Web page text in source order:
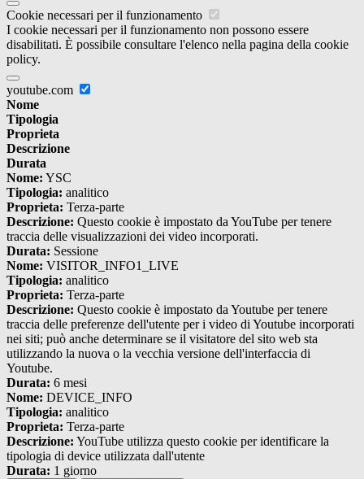
Cookie necessari per il funzionamento
I cookie necessari per il funzionamento non possono essere
disabilitati. È possibile consultare l'elenco nella pagina della cookie
policy.
youtube.com
Nome
Tipologia
Proprieta
Descrizione
Durata
Nome: YSC
Tipologia: analitico
Proprieta: Terza-parte
Descrizione: Questo cookie è impostato da YouTube per tenere
traccia delle visualizzazioni dei video incorporati.
Durata: Sessione
Nome: VISITOR_INFO1_LIVE
Tipologia: analitico
Proprieta: Terza-parte
Descrizione: Questo cookie è impostato da Youtube per tenere
traccia delle preferenze dell'utente per i video di Youtube incorporati
nei siti; può anche determinare se il visitatore del sito web sta
utilizzando la nuova o la vecchia versione dell'interfaccia di
Youtube.
Durata: 6 mesi
Nome: DEVICE_INFO
Tipologia: analitico
Proprieta: Terza-parte
Descrizione: YouTube utilizza questo cookie per identificare la
tipologia di device utilizzata dall'utente
Durata: 1 giorno